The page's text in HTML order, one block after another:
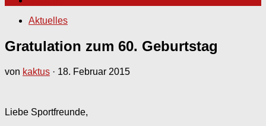
Aktuelles
Gratulation zum 60. Geburtstag
von kaktus · 18. Februar 2015
Liebe Sportfreunde,